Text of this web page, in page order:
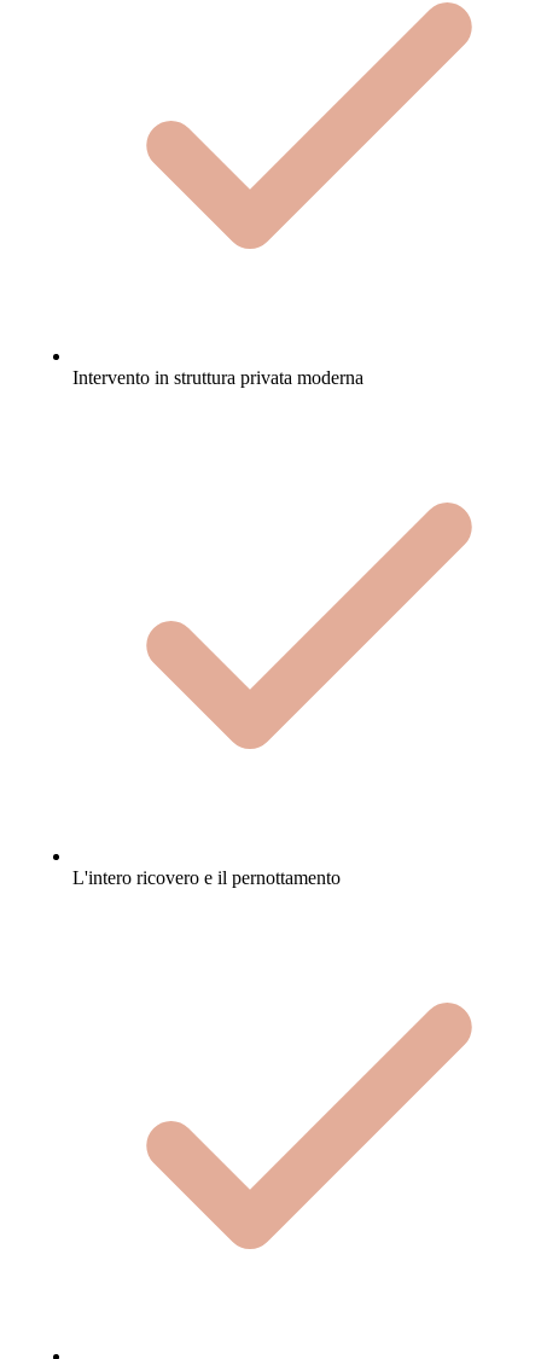
Intervento in struttura privata moderna
L'intero ricovero e il pernottamento